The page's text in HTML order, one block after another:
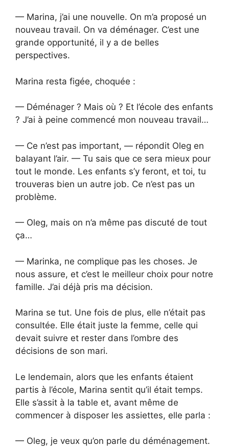
— Marina, j’ai une nouvelle. On m’a proposé un
nouveau travail. On va déménager. C’est une
grande opportunité, il y a de belles
perspectives.
Marina resta figée, choquée :
— Déménager ? Mais où ? Et l’école des enfants
? J’ai à peine commencé mon nouveau travail…
— Ce n’est pas important, — répondit Oleg en
balayant l’air. — Tu sais que ce sera mieux pour
tout le monde. Les enfants s’y feront, et toi, tu
trouveras bien un autre job. Ce n’est pas un
problème.
— Oleg, mais on n’a même pas discuté de tout
ça…
— Marinka, ne complique pas les choses. Je
nous assure, et c’est le meilleur choix pour notre
famille. J’ai déjà pris ma décision.
Marina se tut. Une fois de plus, elle n’était pas
consultée. Elle était juste la femme, celle qui
devait suivre et rester dans l’ombre des
décisions de son mari.
Le lendemain, alors que les enfants étaient
partis à l’école, Marina sentit qu’il était temps.
Elle s’assit à la table et, avant même de
commencer à disposer les assiettes, elle parla :
— Oleg, je veux qu’on parle du déménagement.